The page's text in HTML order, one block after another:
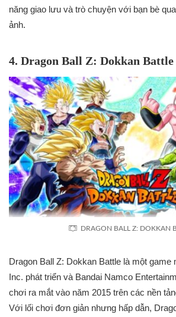
năng giao lưu và trò chuyện với bạn bè
ảnh.
4. Dragon Ball Z: Dokkan Battle
DRAGON BALL Z: DOKKAN
Dragon Ball Z: Dokkan Battle là một game
Inc. phát triển và Bandai Namco
chơi ra mắt vào năm 2015 trên các nền
Với lối chơi đơn giản nhưng hấp dẫn,